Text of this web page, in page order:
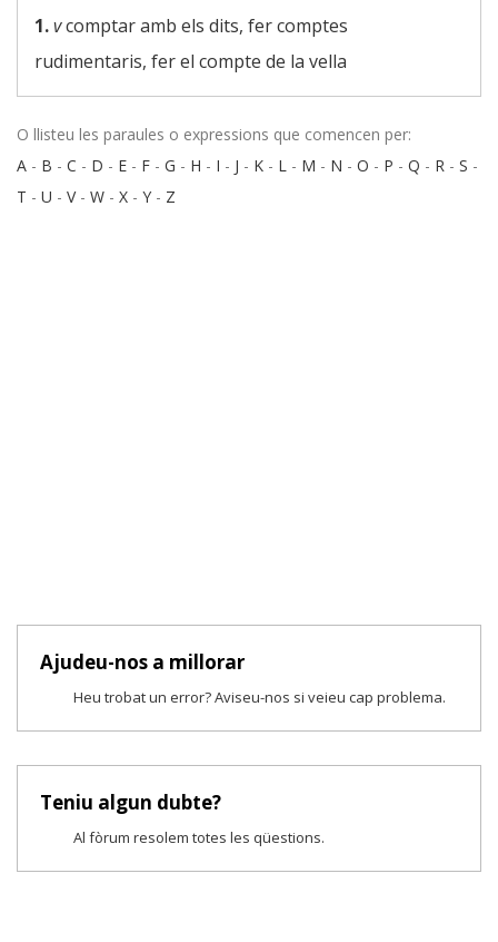
1.vcomptar amb els dits, fer comptes
rudimentaris, fer el compte de la vella
O llisteu les paraules o expressions que comencen per:
A - B - C - D - E - F - G - H - I - J - K - L - M - N - O - P - Q - R - S -
T - U - V- W - X - Y - Z
Ajudeu-nos a millorar
Heu trobat un error? Aviseu-nos si veieu cap problema.
Teniu algun dubte?
Al fòrum resolem totes les qüestions.